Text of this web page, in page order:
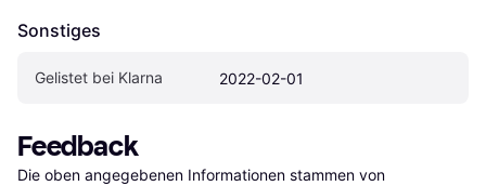
Sonstiges
Gelistet bei Klarna 2022-02-01
Feedback
Die oben angegebenen Informationen stammen von